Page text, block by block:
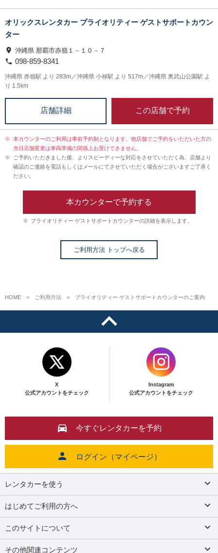
オリックスレンタカー プライオリティー ゲストサポートカウン
ター
沖縄県 那覇市赤嶺１－１０－７
098-859-8341
沖縄県 赤嶺駅 より 283m／沖縄県 小禄駅 より 517m／沖縄県 奥武山公園駅 よ
り 1.5km
店舗詳細 この店舗で予約
※ 本カウンターのご利用は事前予約制となります。他店舗でご予約をいただいた方の
当日店舗変更は車両準備の関係上お受けできません。
※
ご予約いただきました後、よりスピーディーな対応をさせていただく為、店舗より
確認のご連絡を電話もしくはメールにてさせていただく場合がございますご了承く
ださい。
本カウンターで予約する
※ プライオリティー ゲストサポートカウンターの詳細を表示します。
ご利用方法 トップへ戻る
HOME ご利用方法 プライオリティー ゲストサポートカウンターのご案内
X
公式アカウントをチェック
Instagram
公式アカウントをチェック
今すぐレンタカーを予約
ログイン（マイページ）
レンタカーを使う
はじめてご利用の方へ
このサイトについて
その他関連コンテンツ